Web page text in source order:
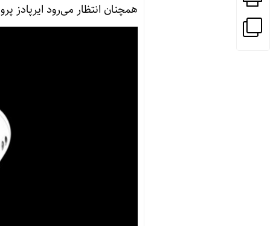
همچنان انتظار می‌رود ایرپادز پرو ۳ امسال (سال ۲۰۲۵) عرضه شود.